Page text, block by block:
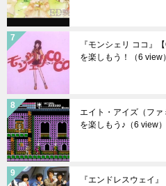
『モンシェリ ココ』
を楽しもう！
（6 view）
エイト・アイズ（フ
を楽しもう♪ （6 view）
『エンドレスウェイ